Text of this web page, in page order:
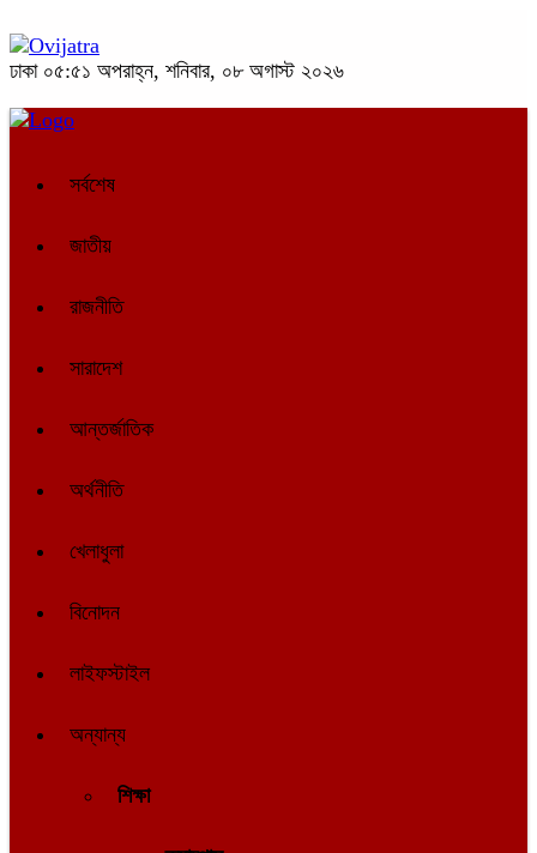
ঢাকা ০৫:৫১ অপরাহ্ন, শনিবার, ০৮ অগাস্ট ২০২৬
সর্বশেষ
জাতীয়
রাজনীতি
সারাদেশ
আন্তর্জাতিক
অর্থনীতি
খেলাধুলা
বিনোদন
লাইফস্টাইল
অন্যান্য
শিক্ষা